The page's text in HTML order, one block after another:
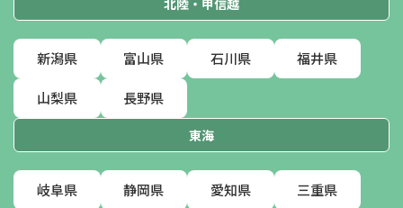
北陸・甲信越
新潟県 富山県 石川県 福井県
山梨県 長野県
東海
岐阜県 静岡県 愛知県 三重県